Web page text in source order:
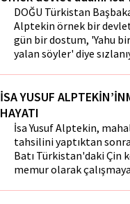
DOĞU Türkistan
Alptekin örnek bir devlet
gün bir dostum, 'Yahu
yalan söyler' diye
İSA YUSUF
HAYATI
İsa Yusuf Alptekin,
tahsilini yaptıktan
Batı Türkistan'daki Çin
memur olarak